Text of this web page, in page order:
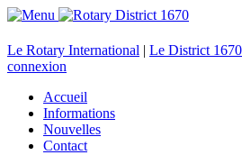
Le Rotary International | Le District 1670
connexion
Accueil
Informations
Nouvelles
Contact